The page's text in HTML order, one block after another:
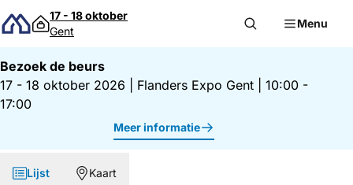
Direct naar inhoud
17 - 18 oktober
Gent
Menu
Bezoek de beurs
17 - 18 oktober 2026
Flanders Expo Gent
10:00 -
17:00
Meer informatie
Lijst Kaart